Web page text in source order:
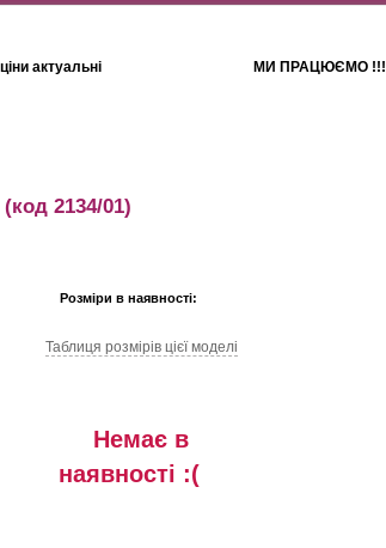
актуальні МИ ПРАЦЮЄМО !!!
(код 2134/01)
Розміри в наявності:
Таблиця розмiрiв цiєї моделi
Немає в
наявностi :(